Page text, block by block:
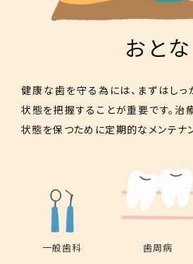
おとな
健康な歯を守る為には、まずはし
状態を把握することが重要です。
状態を保つために定期的なメンテナ
一般歯科 歯周病